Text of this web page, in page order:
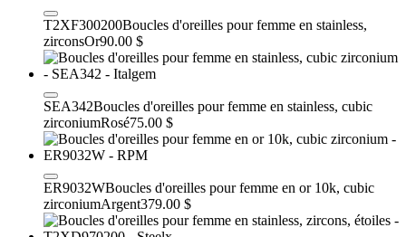
T2XF300200Boucles d'oreilles pour femme en stainless,
zirconsOr90.00 $
SEA342Boucles d'oreilles pour femme en stainless, cubic
zirconiumRosé75.00 $
ER9032WBoucles d'oreilles pour femme en or 10k, cubic
zirconiumArgent379.00 $